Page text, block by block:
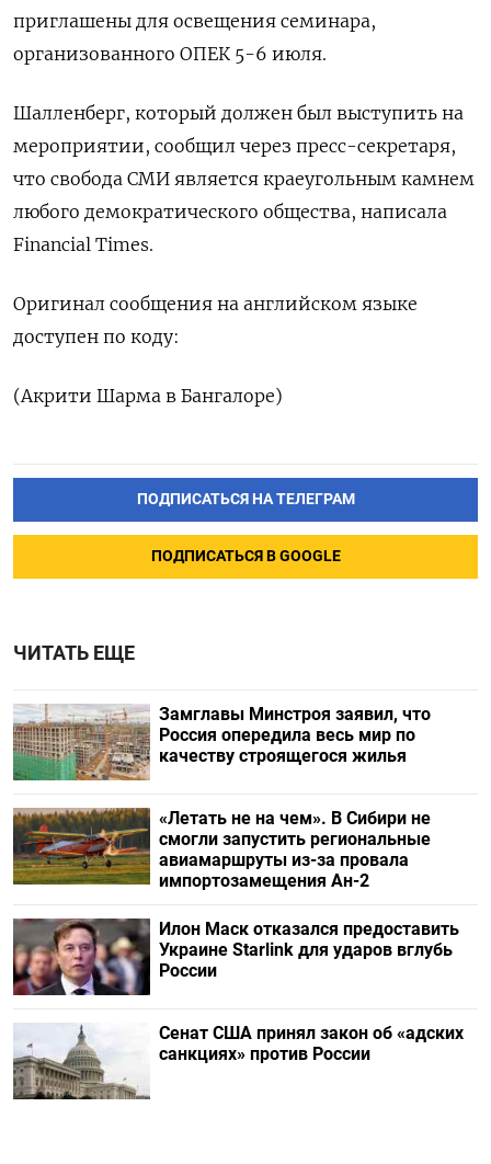
приглашены для освещения семинара,
организованного ОПЕК 5-6 июля.
Шалленберг, который должен был выступить на
мероприятии, сообщил через пресс-секретаря,
что свобода СМИ является краеугольным камнем
любого демократического общества, написала
Financial Times.
Оригинал сообщения на английском языке
доступен по коду:
(Акрити Шарма в Бангалоре)
ПОДПИСАТЬСЯ НА ТЕЛЕГРАМ
ПОДПИСАТЬСЯ В GOOGLE
ЧИТАТЬ ЕЩЕ
Замглавы Минстроя заявил, что
Россия опередила весь мир по
качеству строящегося жилья
«Летать не на чем». В Сибири не
смогли запустить региональные
авиамаршруты из-за провала
импортозамещения Ан-2
Илон Маск отказался предоставить
Украине Starlink для ударов вглубь
России
Сенат США принял закон об «адских
санкциях» против России